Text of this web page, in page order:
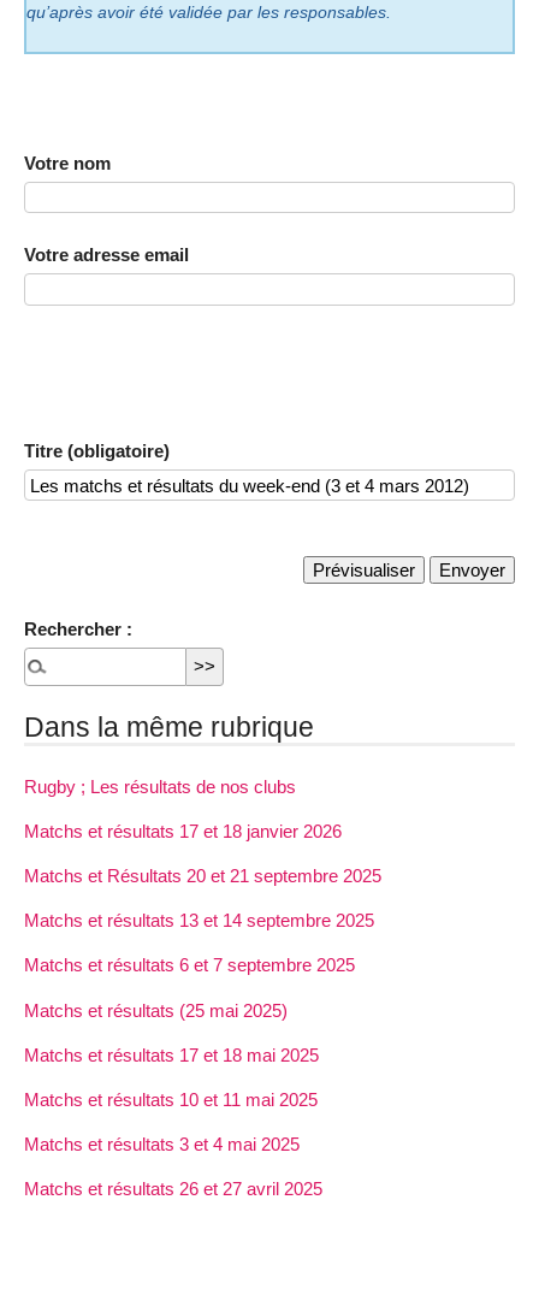
qu’après avoir été validée par les responsables.
Votre nom
Votre adresse email
Titre (obligatoire)
Rechercher :
Dans la même rubrique
Rugby ; Les résultats de nos clubs
Matchs et résultats 17 et 18 janvier 2026
Matchs et Résultats 20 et 21 septembre 2025
Matchs et résultats 13 et 14 septembre 2025
Matchs et résultats 6 et 7 septembre 2025
Matchs et résultats (25 mai 2025)
Matchs et résultats 17 et 18 mai 2025
Matchs et résultats 10 et 11 mai 2025
Matchs et résultats 3 et 4 mai 2025
Matchs et résultats 26 et 27 avril 2025